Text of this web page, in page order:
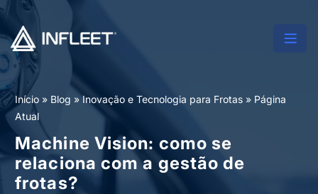
Início » Blog »Inovação e Tecnologia para Frotas » Página
Atual
Machine Vision: como se
relaciona com a gestão de
frotas?